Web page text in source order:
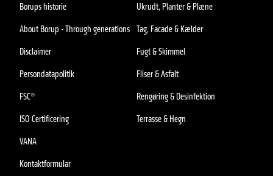
Borups historie
About Borup - Through generations
Disclaimer
Persondatapolitik
FSC®
ISO Certificering
VANA
Kontaktformular
Ukrudt, Planter & Plæne
Tag, Facade & Kælder
Fugt & Skimmel
Fliser & Asfalt
Rengøring & Desinfektion
Terrasse & Hegn